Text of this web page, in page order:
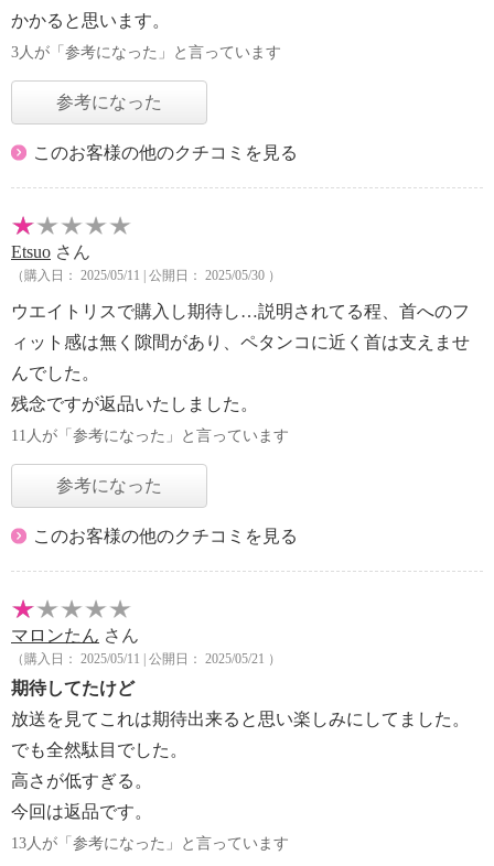
かかると思います。
3人が「参考になった」と言っています
参考になった
このお客様の他のクチコミを見る
Etsuo さん
（購入日： 2025/05/11 | 公開日： 2025/05/30 ）
ウエイトリスで購入し期待し…説明されてる程、首へのフ
ィット感は無く隙間があり、ペタンコに近く首は支えませ
んでした。
残念ですが返品いたしました。
11人が「参考になった」と言っています
参考になった
このお客様の他のクチコミを見る
マロンたん さん
（購入日： 2025/05/11 | 公開日： 2025/05/21 ）
期待してたけど
放送を見てこれは期待出来ると思い楽しみにしてました。
でも全然駄目でした。
高さが低すぎる。
今回は返品です。
13人が「参考になった」と言っています